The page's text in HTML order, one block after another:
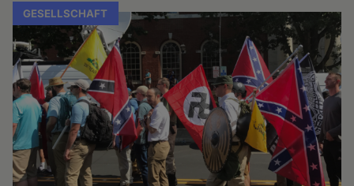
GESELLSCHAFT